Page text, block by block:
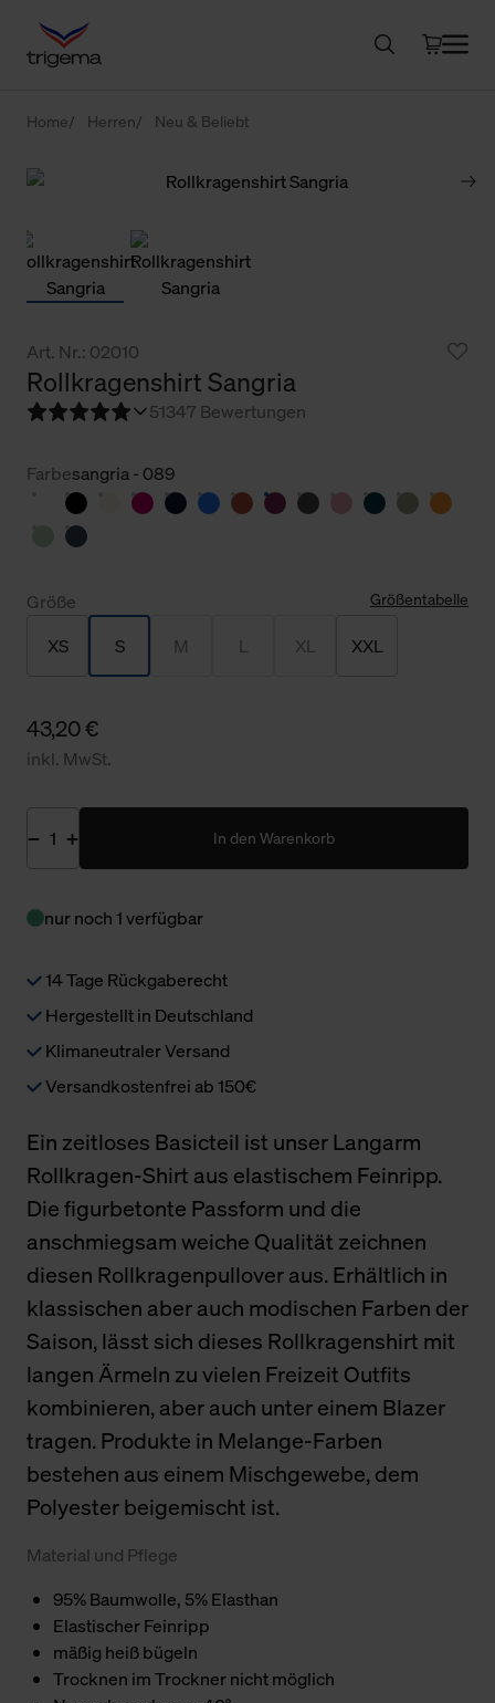
Home Herren Neu & Beliebt
Art. Nr.: 02010
Rollkragenshirt Sangria
51347 Bewertungen
Farbesangria - 089
Größe Größentabelle
XS S M L XL XXL
43,20 €
inkl. MwSt.
In den Warenkorb
nur noch 1 verfügbar
14 Tage Rückgaberecht
Hergestellt in Deutschland
Klimaneutraler Versand
Versandkostenfrei ab 150€
Ein zeitloses Basicteil ist unser Langarm
Rollkragen-Shirt aus elastischem Feinripp.
Die figurbetonte Passform und die
anschmiegsam weiche Qualität zeichnen
diesen Rollkragenpullover aus. Erhältlich in
klassischen aber auch modischen Farben der
Saison, lässt sich dieses Rollkragenshirt mit
langen Ärmeln zu vielen Freizeit Outfits
kombinieren, aber auch unter einem Blazer
tragen. Produkte in Melange-Farben
bestehen aus einem Mischgewebe, dem
Polyester beigemischt ist.
Material und Pflege
95% Baumwolle, 5% Elasthan
Elastischer Feinripp
mäßig heiß bügeln
Trocknen im Trockner nicht möglich